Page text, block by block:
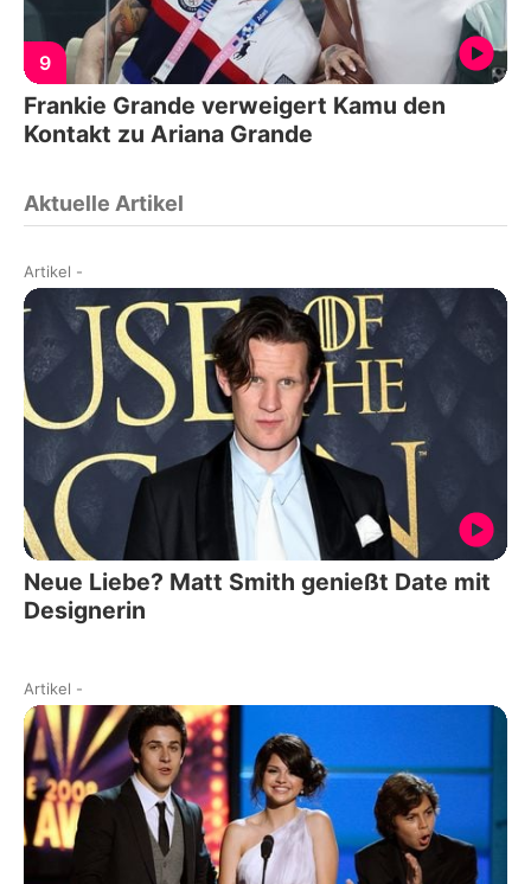
9
Frankie Grande verweigert Kamu den
Kontakt zu Ariana Grande
Aktuelle Artikel
Artikel -
Neue Liebe? Matt Smith genießt Date mit
Designerin
Artikel -